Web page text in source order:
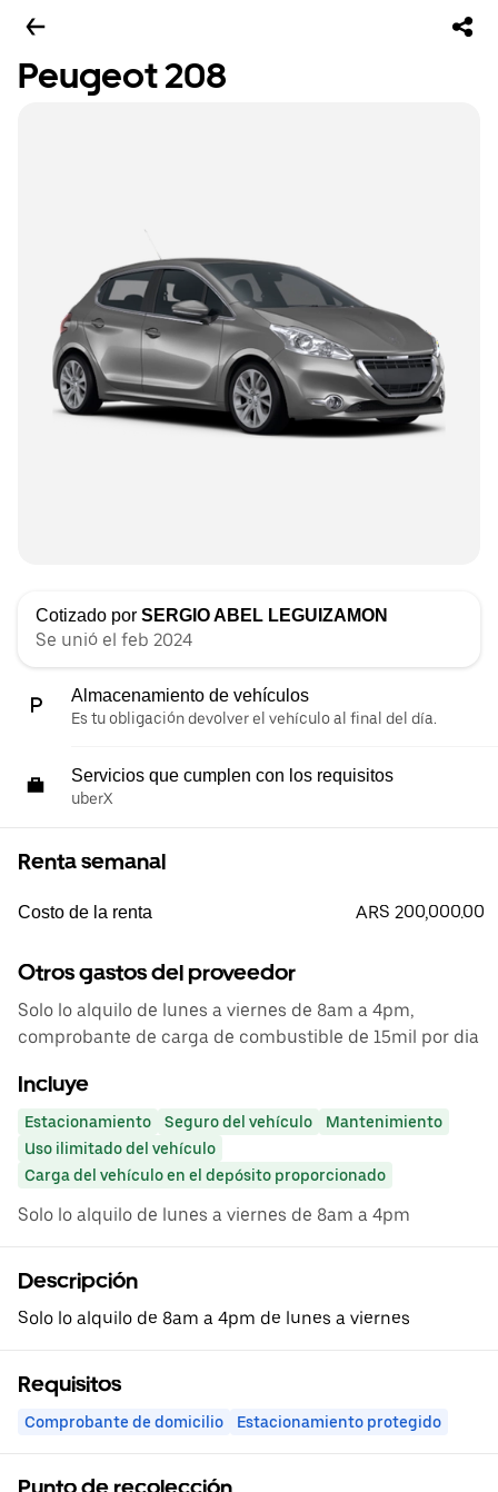
Peugeot 208
Cotizado por SERGIO ABEL LEGUIZAMON
Se unió el feb 2024
Almacenamiento de vehículos
Es tu obligación devolver el vehículo al final del día.
Servicios que cumplen con los requisitos
uberX
Renta semanal
Costo de la renta ARS 200,000.00
Otros gastos del proveedor
Solo lo alquilo de lunes a viernes de 8am a 4pm,
comprobante de carga de combustible de 15mil por dia
Incluye
Estacionamiento Seguro del vehículo
Mantenimiento
Uso ilimitado del vehículo
Carga del vehículo en el depósito proporcionado
Solo lo alquilo de lunes a viernes de 8am a 4pm
Descripción
Solo lo alquilo de 8am a 4pm de lunes a viernes
Requisitos
Comprobante de domicilio Estacionamiento protegido